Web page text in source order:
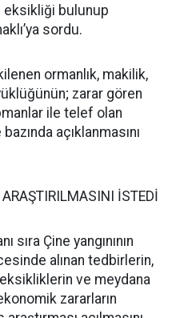
eksikliği bulunup
sordu.
ormanlık, makilik,
zarar gören
ile telef olan
açıklanmasını
İSTEDİ
sıra Çine yangınının
alınan tedbirlerin,
ve meydana
zararların